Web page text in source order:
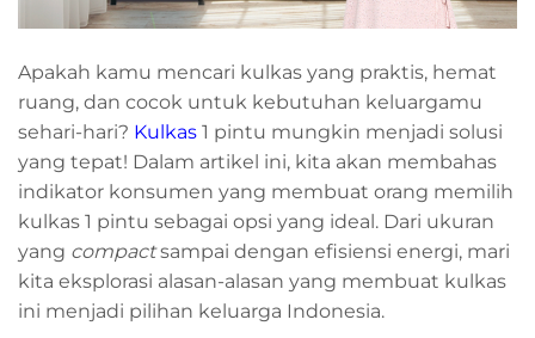
Apakah kamu mencari kulkas yang praktis, hemat
ruang, dan cocok untuk kebutuhan keluargamu
sehari-hari? Kulkas 1 pintu mungkin menjadi solusi
yang tepat! Dalam artikel ini, kita akan membahas
indikator konsumen yang membuat orang memilih
kulkas 1 pintu sebagai opsi yang ideal. Dari ukuran
yang compactsampai dengan efisiensi energi, mari
kita eksplorasi alasan-alasan yang membuat kulkas
ini menjadi pilihan keluarga Indonesia.